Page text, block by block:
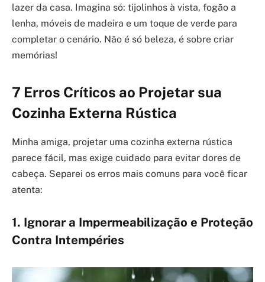
lazer da casa. Imagina só: tijolinhos à vista, fogão a
lenha, móveis de madeira e um toque de verde para
completar o cenário. Não é só beleza, é sobre criar
memórias!
7 Erros Críticos ao Projetar sua
Cozinha Externa Rústica
Minha amiga, projetar uma cozinha externa rústica
parece fácil, mas exige cuidado para evitar dores de
cabeça. Separei os erros mais comuns para você ficar
atenta:
1. Ignorar a Impermeabilização e Proteção
Contra Intempéries